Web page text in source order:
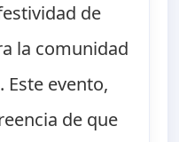
de
la comunidad
Este evento,
de que